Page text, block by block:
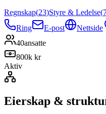
Regnskap(23)Styre & Ledelse(
Ring
E-post Nettside
40ansatte
800k kr
Aktiv
Eierskap &